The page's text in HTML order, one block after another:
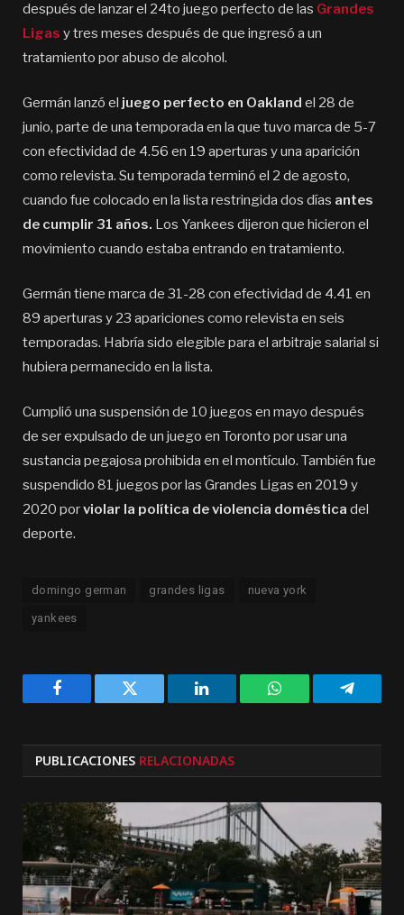
después de lanzar el 24to juego perfecto de las Grandes
Ligas y tres meses después de que ingresó a un
tratamiento por abuso de alcohol.
Germán lanzó el juego perfecto en Oakland el 28 de
junio, parte de una temporada en la que tuvo marca de 5-7
con efectividad de 4.56 en 19 aperturas y una aparición
como relevista. Su temporada terminó el 2 de agosto,
cuando fue colocado en la lista restringida dos días antes
de cumplir 31 años. Los Yankees dijeron que hicieron el
movimiento cuando estaba entrando en tratamiento.
Germán tiene marca de 31-28 con efectividad de 4.41 en
89 aperturas y 23 apariciones como relevista en seis
temporadas. Habría sido elegible para el arbitraje salarial si
hubiera permanecido en la lista.
Cumplió una suspensión de 10 juegos en mayo después
de ser expulsado de un juego en Toronto por usar una
sustancia pegajosa prohibida en el montículo. También fue
suspendido 81 juegos por las Grandes Ligas en 2019 y
2020 porviolar la política de violencia doméstica del
deporte.
domingo german grandes ligas nueva york
yankees
Facebook Twitter LinkedIn WhatsApp
PUBLICACIONES RELACIONADAS